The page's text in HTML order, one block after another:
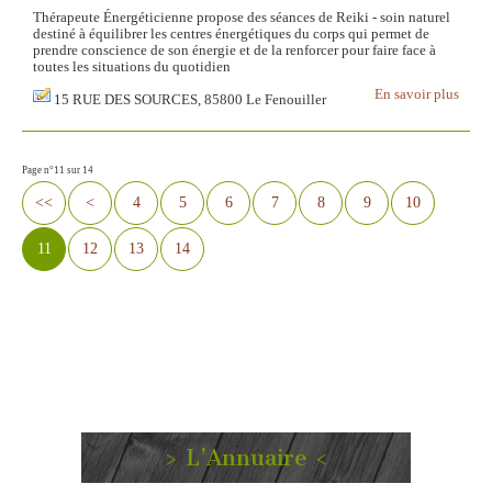
Thérapeute Énergéticienne propose des séances de Reiki - soin naturel
destiné à équilibrer les centres énergétiques du corps qui permet de
prendre conscience de son énergie et de la renforcer pour faire face à
toutes les situations du quotidien
En savoir plus
15 RUE DES SOURCES, 85800 Le Fenouiller
Page n°11 sur 14
<< < 4 5 6 7 8 9 10
11 12 13 14
> L’Annuaire <